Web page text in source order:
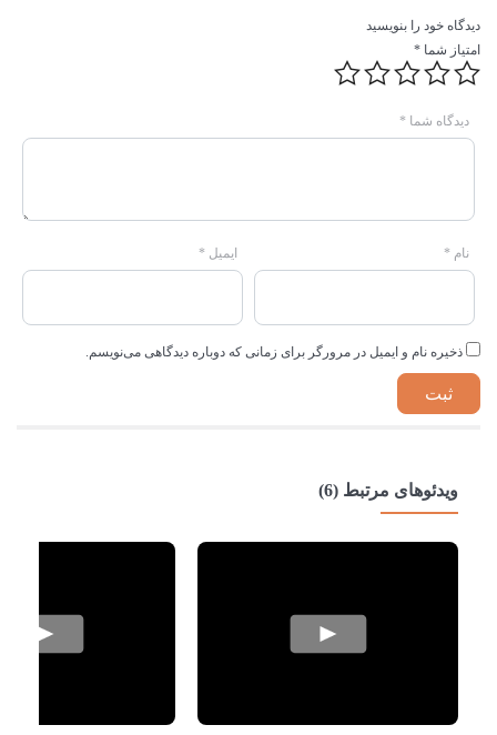
دیدگاه خود را بنویسید
امتیاز شما *
دیدگاه شما *
نام * ایمیل *
ذخیره نام و ایمیل در مرورگر برای زمانی که دوباره دیدگاهی می‌نویسم.
ویدئوهای مرتبط (6)